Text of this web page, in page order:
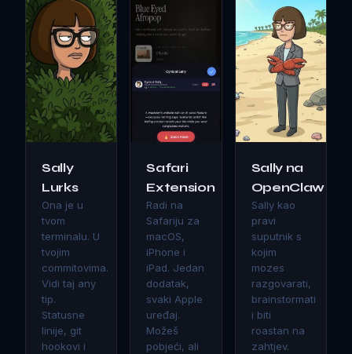
Sally
Lurks
Ona je u
tvom
terminalu. U
tvojim
commitovima.
Vidi taj any
tip.
Statusne
linije, git
hookovi i
Safari
Extension
Radi na
Safariju za
macOS,
iPhone i
iPad. Jedan
dodatak,
svaki Apple
uređaj.
Možeš
pobjeći, ali
Sally na
OpenClaw
Sally kao
pravi
suputnik s
kojim
mozes
razgovarati,
brainstormati
i biti
roastan na
zahtjev.